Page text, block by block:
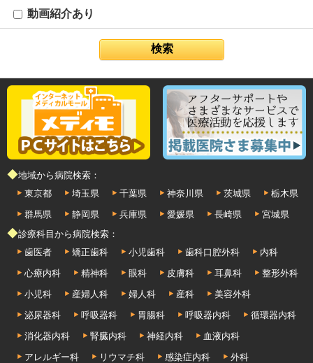
動画紹介あり
◆地域から病院検索：
東京都
埼玉県 千葉県 神奈川県 茨城県
栃木県
群馬県
静岡県 兵庫県 愛媛県 長崎県
宮城県
◆診療科目から病院検索：
歯医者
矯正歯科 小児歯科 歯科口腔外科
内科
心療内科
精神科 眼科 皮膚科 耳鼻科
整形外科
小児科
産婦人科 婦人科 産科
美容外科
泌尿器科
呼吸器科 胃腸科 呼吸器内科
循環器内科
消化器内科
腎臓内科 神経内科
血液内科
アレルギー科
リウマチ科 感染症内科 外科